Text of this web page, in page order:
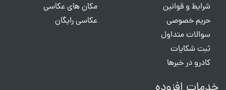
شرایط و قوانین
حریم خصوصی
سوالات متداول
ثبت شکایات
کادرو در خبرها
مکان های عکاسی
عکاسی رایگان